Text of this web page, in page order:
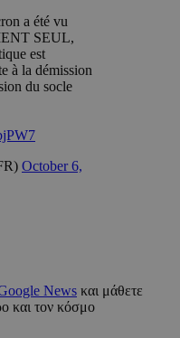
a été vu
SEUL,
est
à la démission
du socle
October 6,
News και μάθετε
και τον κόσμο